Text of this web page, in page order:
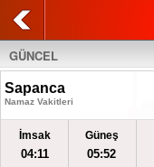
GÜNCEL
Sapanca
Namaz Vakitleri
İmsak
04:11
Güneş
05:52